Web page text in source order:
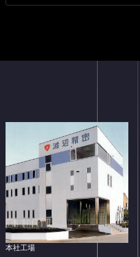
本社工場